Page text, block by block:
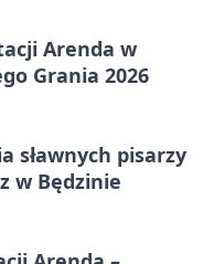
Arenda w
Grania 2026
sławnych pisarzy
w Będzinie